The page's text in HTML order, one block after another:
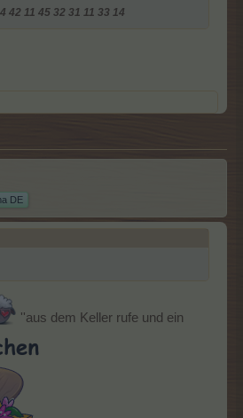
42 11 45 32 31 11 33 14
DE
''aus dem Keller rufe und ein